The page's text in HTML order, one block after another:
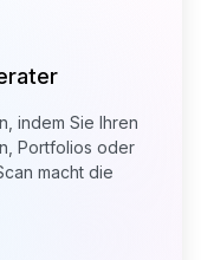
indem Sie Ihren
Portfolios oder
macht die